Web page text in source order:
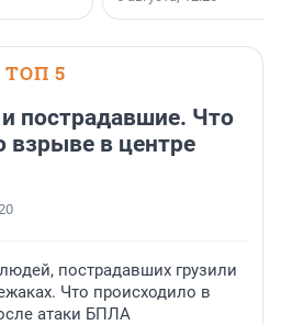
ТОП 5
пострадавшие. Что
взрыве в центре
пострадавших грузили
Что происходило в
атаки БПЛА